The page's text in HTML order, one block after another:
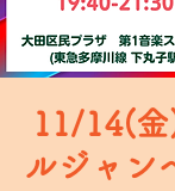
11/14(
ルジャン